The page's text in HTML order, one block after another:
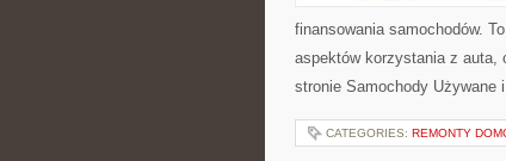
finansowania samochodów.
aspektów korzystania z auta,
stronie Samochody Używane
CATEGORIES: REMONTY